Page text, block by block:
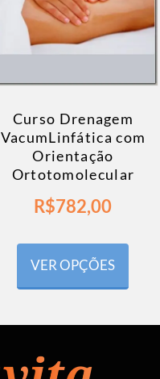
Curso Drenagem
VacumLinfática com
Orientação
Ortotomolecular
R$782,00
VER OPÇÕES